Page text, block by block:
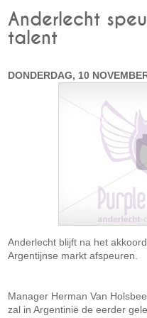
Anderlecht
talent
DONDERDAG, 10
Anderlecht blijft na het
Argentijnse markt afspeuren.
Manager Herman Van
zal in Argentinië de eerder